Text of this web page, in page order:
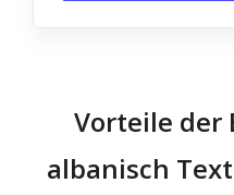
Vorteile der
albanisch